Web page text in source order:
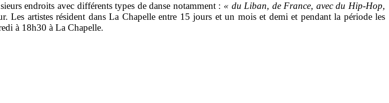
endroits avec différents types de danse notamment : « du Liban, de France, avec du Hip-Hop,
Les artistes résident dans La Chapelle entre 15 jours et un mois et demi et pendant la période les
à 18h30 à La Chapelle.